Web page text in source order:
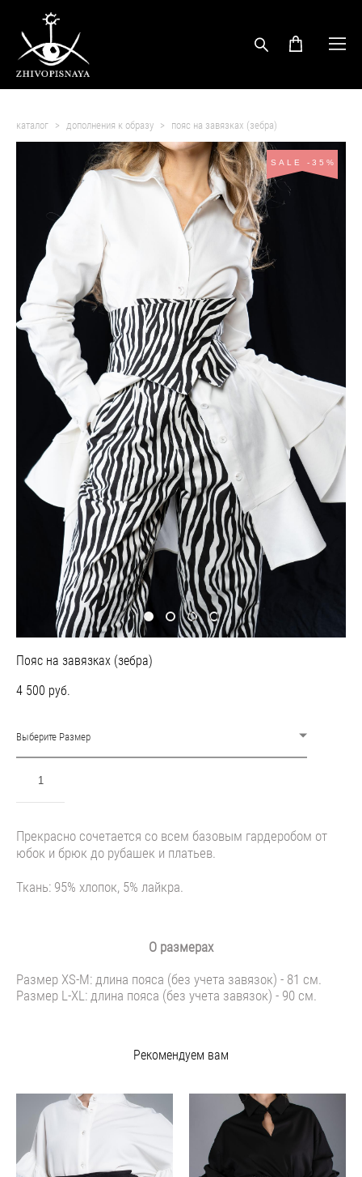
каталог > дополнения к образу > пояс на завязках (зебра)
SALE -35%
Пояс на завязках (зебра)
4 500 pуб.
Выберите Размер
Прекрасно сочетается со всем базовым гардеробом от
юбок и брюк до рубашек и платьев.
Ткань: 95% хлопок, 5% лайкра.
О размерах
Размер XS-M: длина пояса (без учета завязок) - 81 см.
Размер L-XL: длина пояса (без учета завязок) - 90 см.
Рекомендуем вам